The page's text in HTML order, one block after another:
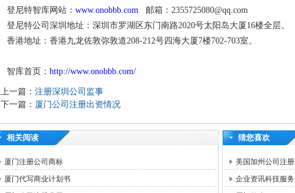
登尼特智库网站： www.onobbb.com
邮箱：2355725080@qq.com
登尼特公司深圳地址：深圳市罗湖区东门南路2020号太阳
香港地址：香港九龙佐敦弥敦道208-212号四海大厦7楼702-703室。
智库首页： http://www.onobbb.com/
上一篇： 注册深圳公司监事
下一篇： 厦门公司注册出资情况
相关阅读
厦门注册公司商标
厦门代写商业计划书
猜您喜欢
美国加州公司注
企业资讯科技服务